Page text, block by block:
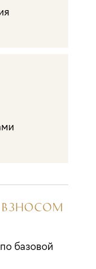
ВЗНОСОМ
базовой